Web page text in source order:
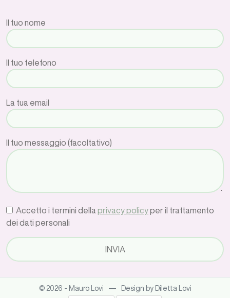
Il tuo nome
Il tuo telefono
La tua email
Il tuo messaggio (facoltativo)
Accetto i termini della privacy policyper il trattamento
dei dati personali
© 2026 - Mauro Lovi —
Design by Diletta Lovi